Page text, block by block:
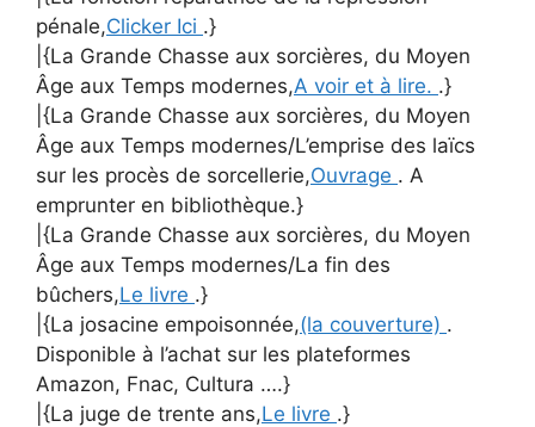
pénale,Clicker Ici .}
|{La Grande Chasse aux sorcières, du Moyen
Âge aux Temps modernes,A voir et à lire. .}
|{La Grande Chasse aux sorcières, du Moyen
Âge aux Temps modernes/L’emprise des laïcs
sur les procès de sorcellerie,Ouvrage . A
emprunter en bibliothèque.}
|{La Grande Chasse aux sorcières, du Moyen
Âge aux Temps modernes/La fin des
bûchers,Le livre .}
|{La josacine empoisonnée,(la couverture) .
Disponible à l’achat sur les plateformes
Amazon, Fnac, Cultura ….}
|{La juge de trente ans,Le livre .}